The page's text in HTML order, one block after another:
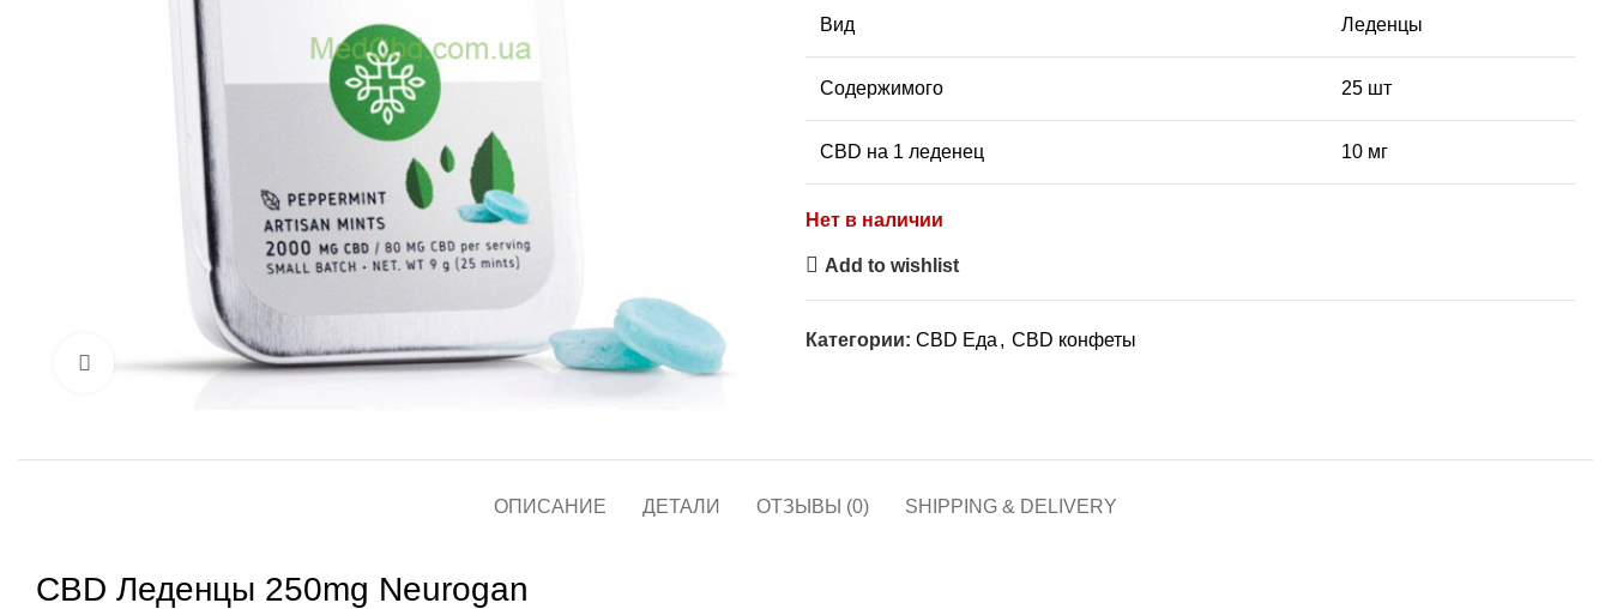
Нажмите, чтобы увеличить
Вид Леденцы
Содержимого 25 шт
CBD на 1 леденец 10 мг
Нет в наличии
Add to wishlist
Категории: CBD Еда , CBD конфеты
ОПИСАНИЕ ДЕТАЛИ ОТЗЫВЫ (0) SHIPPING & DELIVERY
CBD Леденцы 250mg Neurogan